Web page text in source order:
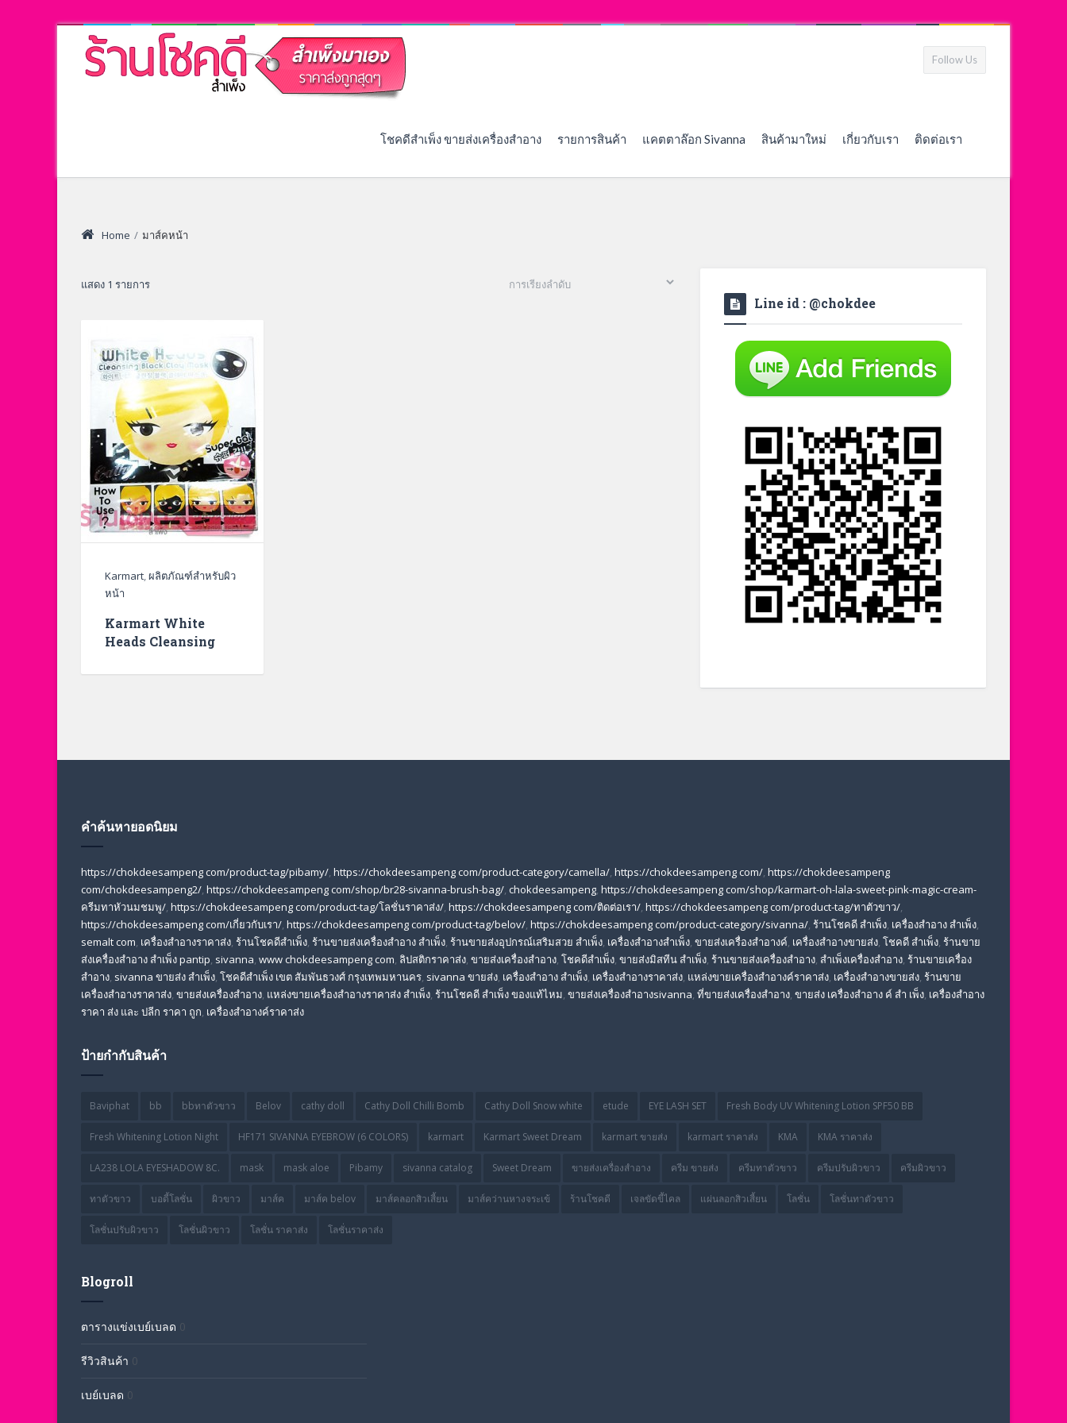
Follow Us
โชคดีสำเพ็ง ขายส่งเครื่องสำอาง รายการสินค้า แคตตาล๊อก Sivanna สินค้ามาใหม่ เกี่ยวกับเรา ติดต่อเรา
Home / มาส์คหน้า
แสดง 1 รายการ
Karmart,ผลิตภัณฑ์สำหรับผิว
หน้า
Karmart White
Heads Cleansing
Line id : @chokdee
คำค้นหายอดนิยม
https://chokdeesampeng com/product-tag/pibamy/, https://chokdeesampeng com/product-category/camella/, https://chokdeesampeng com/, https://chokdeesampeng
com/chokdeesampeng2/, https://chokdeesampeng com/shop/br28-sivanna-brush-bag/, chokdeesampeng, https://chokdeesampeng com/shop/karmart-oh-lala-sweet-pink-magic-cream-
ครีมทาหัวนมชมพู/, https://chokdeesampeng com/product-tag/โลชั่นราคาส่ง/, https://chokdeesampeng com/ติดต่อเรา/, https://chokdeesampeng com/product-tag/ทาตัวขาว/,
https://chokdeesampeng com/เกี่ยวกับเรา/, https://chokdeesampeng com/product-tag/belov/, https://chokdeesampeng com/product-category/sivanna/, ร้านโชคดี สําเพ็ง, เครื่องสำอาง สำเพ็ง,
semalt com, เครื่องสำอางราคาส่ง, ร้านโชคดีสำเพ็ง, ร้านขายส่งเครื่องสําอาง สําเพ็ง, ร้านขายส่งอุปกรณ์เสริมสวย สําเพ็ง, เครื่องสำอางสำเพ็ง, ขายส่งเครื่องสำอางค์, เครื่องสำอางขายส่ง, โชคดี สําเพ็ง, ร้านขาย
ส่งเครื่องสําอาง สําเพ็ง pantip, sivanna, www chokdeesampeng com, ลิปสติกราคาส่ง, ขายส่งเครื่องสำอาง, โชคดีสำเพ็ง, ขายส่งมิสทีน สําเพ็ง, ร้านขายส่งเครื่องสำอาง, สําเพ็งเครื่องสําอาง, ร้านขายเครื่อง
สำอาง, sivanna ขายส่ง สําเพ็ง, โชคดีสำเพ็ง เขต สัมพันธวงศ์ กรุงเทพมหานคร, sivanna ขายส่ง, เครื่องสําอาง สําเพ็ง, เครื่องสําอางราคาส่ง, แหล่งขายเครื่องสําอางค์ราคาส่ง, เครื่องสําอางขายส่ง, ร้านขาย
เครื่องสําอางราคาส่ง, ขายส่งเครื่องสําอาง, แหล่งขายเครื่องสําอางราคาส่ง สําเพ็ง, ร้านโชคดี สําเพ็ง ของแท้ไหม, ขายส่งเครื่องสําอางsivanna, ที่ขายส่งเครื่องสําอาง, ขายส่ง เครื่องสำอาง ค์ สำ เพ็ง, เครื่องสำอาง
ราคา ส่ง และ ปลีก ราคา ถูก, เครื่องสำอางค์ราคาส่ง
ป้ายกำกับสินค้า
Baviphat bb bbทาตัวขาว Belov cathy doll Cathy Doll Chilli Bomb Cathy Doll Snow white etude EYE LASH SET Fresh Body UV Whitening Lotion SPF50 BB
Fresh Whitening Lotion Night HF171 SIVANNA EYEBROW (6 COLORS) karmart Karmart Sweet Dream karmart ขายส่ง karmart ราคาส่ง KMA KMA ราคาส่ง
LA238 LOLA EYESHADOW 8C. mask mask aloe Pibamy sivanna catalog Sweet Dream ขายส่งเครื่องสำอาง ครีม ขายส่ง ครีมทาตัวขาว ครีมปรับผิวขาว ครีมผิวขาว
ทาตัวขาว บอดี้โลชั่น ผิวขาว มาส์ค มาส์ค belov มาส์คลอกสิวเสี้ยน มาส์คว่านหางจระเข้ ร้านโชคดี เจลขัดขี้ไคล แผ่นลอกสิวเสี้ยน โลชั่น โลชั่นทาตัวขาว
โลชั่นปรับผิวขาว โลชั่นผิวขาว โลชั่น ราคาส่ง โลชั่นราคาส่ง
Blogroll
ตารางแข่งเบย์เบลด 0
รีวิวสินค้า 0
เบย์เบลด 0